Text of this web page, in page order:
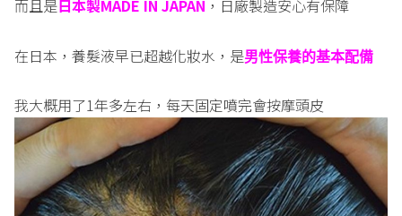
而且是日本製MADE IN JAPAN ，日廠製造安心有保障
在日本，養髮液早已超越化妝水，是男性保養的基本配備
我大概用了1年多左右，每天固定噴完會按摩頭皮